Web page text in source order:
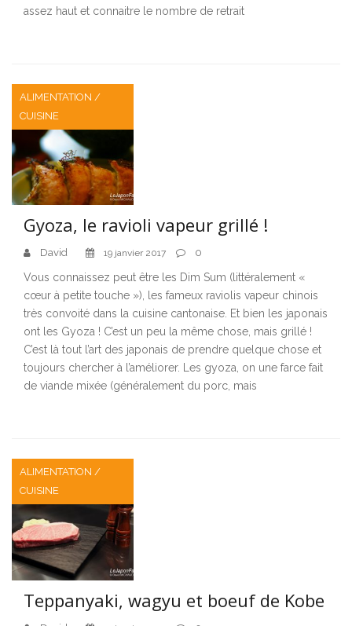
assez haut et connaitre le nombre de retrait
ALIMENTATION /
CUISINE
Gyoza, le ravioli vapeur grillé !
David 19 janvier 2017 0
Vous connaissez peut être les Dim Sum (littéralement «
cœur à petite touche »), les fameux raviolis vapeur chinois
très convoité dans la cuisine cantonaise. Et bien les japonais
ont les Gyoza ! C’est un peu la même chose, mais grillé !
C’est là tout l’art des japonais de prendre quelque chose et
toujours chercher à l’améliorer. Les gyoza, on une farce fait
de viande mixée (généralement du porc, mais
ALIMENTATION /
CUISINE
Teppanyaki, wagyu et boeuf de Kobe